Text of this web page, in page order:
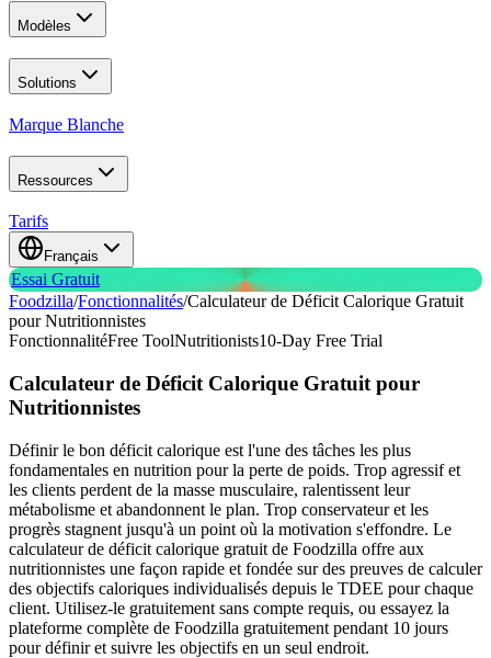
Modèles
Solutions
Marque Blanche
Ressources
Tarifs
Français
Essai Gratuit
Foodzilla/Fonctionnalités/Calculateur de Déficit Calorique Gratuit
pour Nutritionnistes
FonctionnalitéFree ToolNutritionists10-Day Free Trial
Calculateur de Déficit Calorique Gratuit pour
Nutritionnistes
Définir le bon déficit calorique est l'une des tâches les plus
fondamentales en nutrition pour la perte de poids. Trop agressif et
les clients perdent de la masse musculaire, ralentissent leur
métabolisme et abandonnent le plan. Trop conservateur et les
progrès stagnent jusqu'à un point où la motivation s'effondre. Le
calculateur de déficit calorique gratuit de Foodzilla offre aux
nutritionnistes une façon rapide et fondée sur des preuves de calculer
des objectifs caloriques individualisés depuis le TDEE pour chaque
client. Utilisez-le gratuitement sans compte requis, ou essayez la
plateforme complète de Foodzilla gratuitement pendant 10 jours
pour définir et suivre les objectifs en un seul endroit.